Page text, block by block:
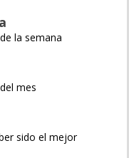
la semana
mes
sido el mejor